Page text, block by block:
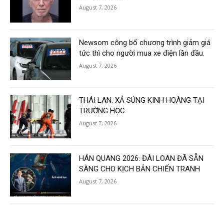
August 7, 2026
Newsom công bố chương trình giảm giá
tức thì cho người mua xe điện lần đầu.
August 7, 2026
THÁI LAN: XẢ SÚNG KINH HOÀNG TẠI
TRƯỜNG HỌC
August 7, 2026
HÁN QUANG 2026: ĐÀI LOAN ĐÃ SẴN
SÀNG CHO KỊCH BẢN CHIẾN TRANH
August 7, 2026